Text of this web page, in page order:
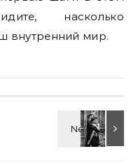
насколько
внутренний мир.